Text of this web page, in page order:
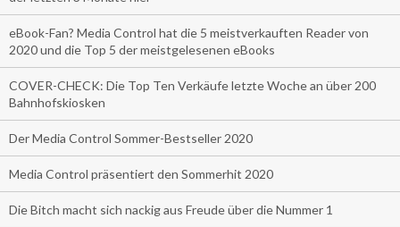
eBook-Fan? Media Control hat die 5 meistverkauften Reader von
2020 und die Top 5 der meistgelesenen eBooks
COVER-CHECK: Die Top Ten Verkäufe letzte Woche an über 200
Bahnhofskiosken
Der Media Control Sommer-Bestseller 2020
Media Control präsentiert den Sommerhit 2020
Die Bitch macht sich nackig aus Freude über die Nummer 1